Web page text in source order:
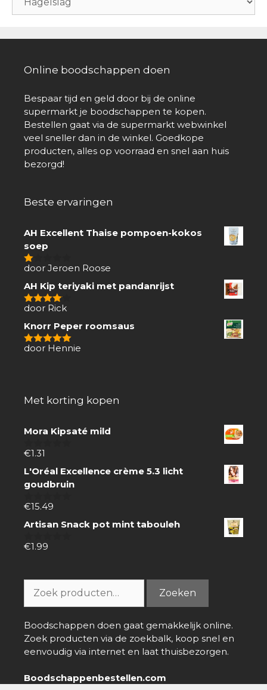
Online boodschappen doen
Bespaar tijd en geld door bij de online
supermarkt je boodschappen te kopen.
Bestellen gaat via de supermarkt webwinkel
veel sneller dan in de winkel. Goedkope
producten, alles op voorraad en snel aan huis
bezorgd!
Beste ervaringen
AH Excellent Thaise pompoen-kokos
soep
1
5
door Jeroen Roose
AH Kip teriyaki met pandanrijst
4van 5
door Rick
Knorr Peper roomsaus
5van 5
door Hennie
Met korting kopen
Mora Kipsaté mild
0
5
€1.31
L'Oréal Excellence crème 5.3 licht
goudbruin
0
5
€15.49
Artisan Snack pot mint tabouleh
0
€1.99
naar:
Zoeken
Boodschappen doen gaat gemakkelijk online.
Zoek producten via de zoekbalk, koop snel en
eenvoudig via internet en laat thuisbezorgen.
Boodschappenbestellen.com